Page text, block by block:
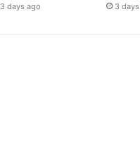
3 days ago 3